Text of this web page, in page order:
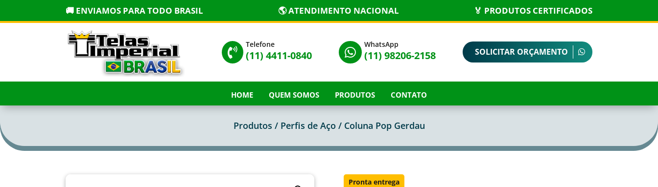
🚚 ENVIAMOS PARA TODO BRASIL 🌎 ATENDIMENTO NACIONAL 🏅 PRODUTOS CERTIFICADOS

Telefone
(11) 4411-0840 
WhatsApp
(11) 98206-2158 SOLICITAR ORÇAMENTO
HOME QUEM SOMOS PRODUTOS CONTATO
Produtos / Perfis de Aço / Coluna Pop Gerdau
Pronta entrega